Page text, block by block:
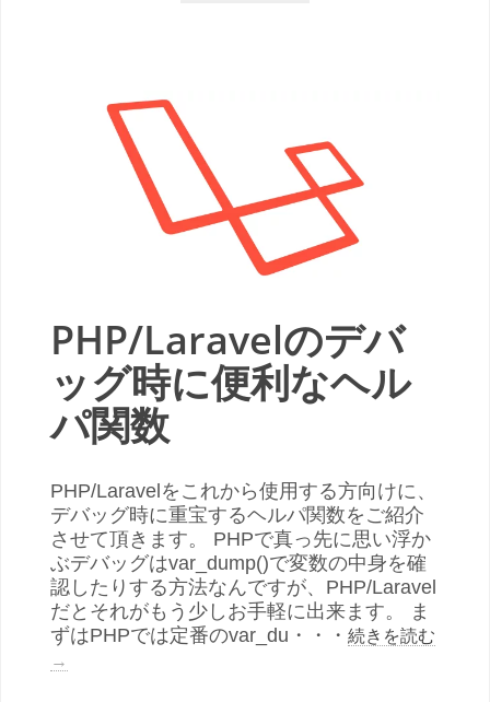
PHP/Laravelのデバ
ッグ時に便利なヘル
パ関数
PHP/Laravelをこれから使用する方向けに、
デバッグ時に重宝するヘルパ関数をご紹介
させて頂きます。 PHPで真っ先に思い浮か
ぶデバッグはvar_dump()で変数の中身を確
認したりする方法なんですが、PHP/Laravel
だとそれがもう少しお手軽に出来ます。 ま
ずはPHPでは定番のvar_du・・・ 続きを読む
→